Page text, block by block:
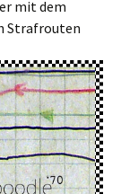
mit dem
Strafrouten